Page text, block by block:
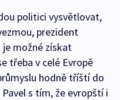
politici vysvětlovat,
prezident
možné získat
třeba v celé Evropě
hodně tříští do
s tím, že evropští i